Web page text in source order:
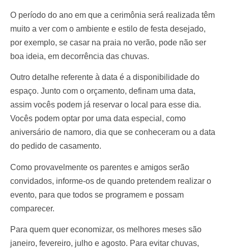
O período do ano em que a cerimônia será realizada têm
muito a ver com o ambiente e estilo de festa desejado,
por exemplo, se casar na praia no verão, pode não ser
boa ideia, em decorrência das chuvas.
Outro detalhe referente à data é a disponibilidade do
espaço. Junto com o orçamento, definam uma data,
assim vocês podem já reservar o local para esse dia.
Vocês podem optar por uma data especial, como
aniversário de namoro, dia que se conheceram ou a data
do pedido de casamento.
Como provavelmente os parentes e amigos serão
convidados, informe-os de quando pretendem realizar o
evento, para que todos se programem e possam
comparecer.
Para quem quer economizar, os melhores meses são
janeiro, fevereiro, julho e agosto. Para evitar chuvas,